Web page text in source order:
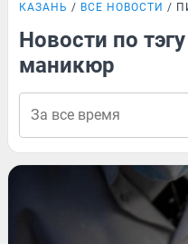
КАЗАНЬ ВСЕ НОВОСТИ
Новости по
маникюр